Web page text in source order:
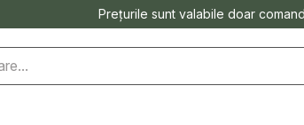
Prețurile sunt valabile doar